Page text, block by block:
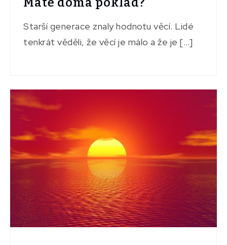
Starší generace znaly hodnotu věcí. Lidé
tenkrát věděli, že věcí je málo a že je […]